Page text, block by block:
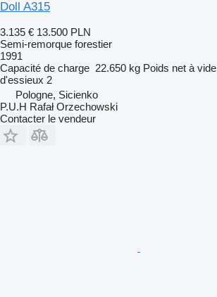
Doll A315
3.135 € 13.500 PLN
Semi-remorque forestier
1991
Capacité de charge 22.650 kg Poids net à vide
d'essieux 2
Pologne, Sicienko
P.U.H Rafał Orzechowski
Contacter le vendeur